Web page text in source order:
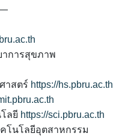
การสุขภาพ
าสตร์ https://hs.pbru.ac.th
ลยี https://sci.pbru.ac.th
โนโลยีอุตสาหกรรม